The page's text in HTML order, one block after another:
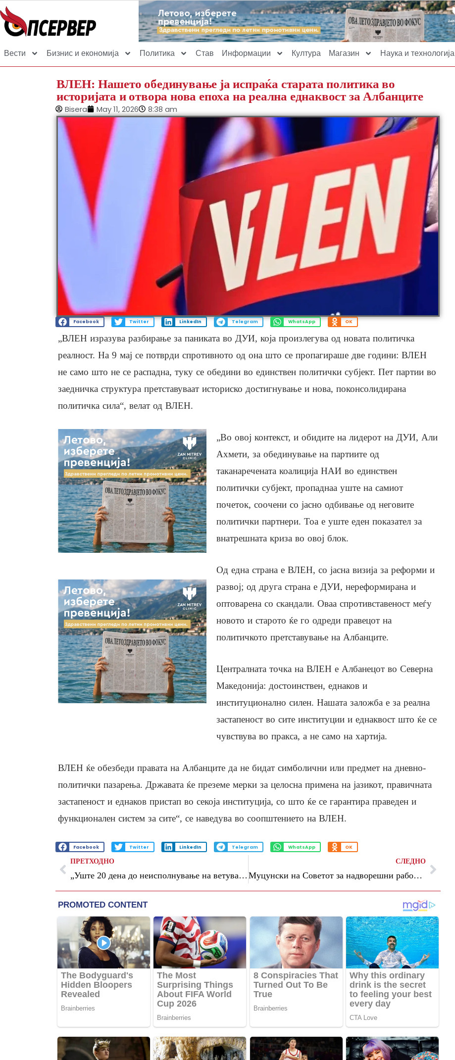
Вести Бизнис и економија Политика Став Информации Култура Магазин Наука и технологија
ВЛЕН: Нашето обединување ја испраќа старата политика во
историјата и отвора нова епоха на реална еднаквост за Албанците
Bisera May 11, 2026 8:38 am
Facebook Twitter LinkedIn Telegram WhatsApp OK
„ВЛЕН изразува разбирање за паниката во ДУИ, која произлегува од новата политичка
реалност. На 9 мај се потврди спротивното од она што се пропагираше две години: ВЛЕН
не само што не се распадна, туку се обедини во единствен политички субјект. Пет партии во
заедничка структура претставуваат историско достигнување и нова, поконсолидирана
политичка сила“, велат од ВЛЕН.
„Во овој контекст, и обидите на лидерот на ДУИ, Али
Ахмети, за обединување на партиите од
таканаречената коалиција НАИ во единствен
политички субјект, пропаднаа уште на самиот
почеток, соочени со јасно одбивање од неговите
политички партнери. Тоа е уште еден показател за
внатрешната криза во овој блок.
Од една страна е ВЛЕН, со јасна визија за реформи и
развој; од друга страна е ДУИ, нереформирана и
оптоварена со скандали. Оваа спротивставеност меѓу
новото и старото ќе го одреди правецот на
политичкото претставување на Албанците.
Централната точка на ВЛЕН е Албанецот во Северна
Македонија: достоинствен, еднаков и
институционално силен. Нашата заложба е за реална
застапеност во сите институции и еднаквост што ќе се
чувствува во пракса, а не само на хартија.
ВЛЕН ќе обезбеди правата на Албанците да не бидат симболични или предмет на дневно-
политички пазарења. Државата ќе преземе мерки за целосна примена на јазикот, правичната
застапеност и еднаков пристап во секоја институција, со што ќе се гарантира праведен и
функционален систем за сите“, се наведува во соопштението на ВЛЕН.
Facebook Twitter LinkedIn Telegram WhatsApp OK
ПРЕТХОДНО
„Уште 20 дена до неисполнување на ветувањата на Мицкоски за реформската агенда“, велат од СДСМ
СЛЕДНО
Муцунски на Советот за надворешни работи на ЕУ: Потребно е да се оттргнеме од билатерализацијата на пристапните критериуми